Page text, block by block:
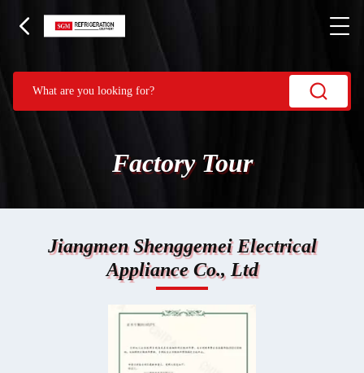
Factory Tour
Jiangmen Shenggemei Electrical
Appliance Co., Ltd